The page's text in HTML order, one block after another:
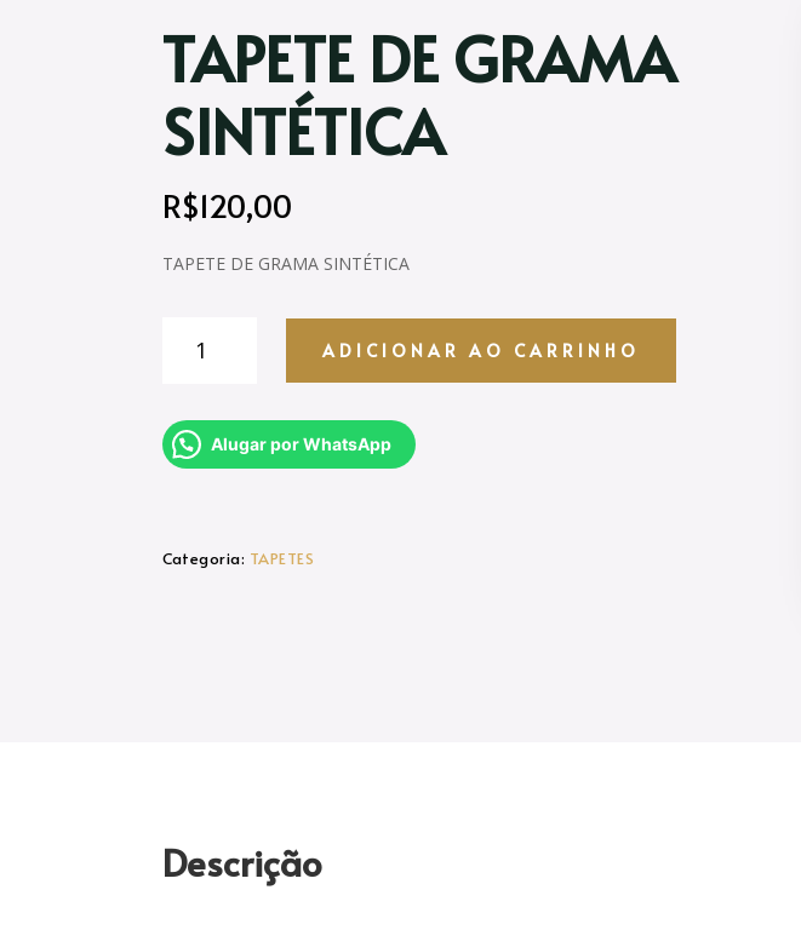
TAPETE DE GRAMA
SINTÉTICA
R$120,00
TAPETE DE GRAMA SINTÉTICA
quantidade
ADICIONAR AO CARRINHO
Alugar por WhatsApp
Categoria: TAPETES
Descrição